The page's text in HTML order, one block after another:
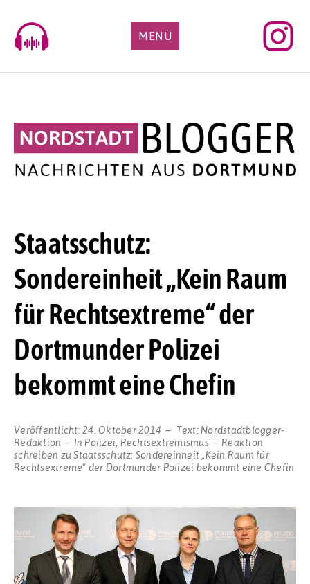
content
MENÜ
Staatsschutz:
Sondereinheit „Kein Raum
für Rechtsextreme“ der
Dortmunder Polizei
bekommt eine Chefin
Veröffentlicht:24. Oktober 2014 Text: Nordstadtblogger-
Redaktion
InPolizei, Rechtsextremismus
Reaktion
schreiben zu Staatsschutz: Sondereinheit „Kein Raum für
Rechtsextreme“ der Dortmunder Polizei bekommt eine Chefin